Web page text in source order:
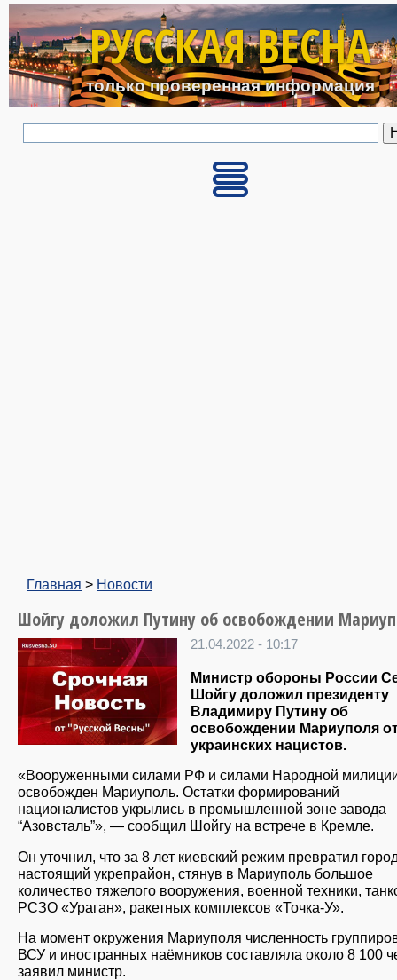
Перейти к основному
РУССКАЯ ВЕСНА
только проверенная информация
Главная > Новости
Шойгу доложил Путину об освобождении
21.04.2022 - 10:17
Министр обороны России
Шойгу доложил президенту
Владимиру Путину об
освобождении Мариуполя
украинских нацистов.
«Вооруженными силами РФ и силами Народной
освобожден Мариуполь. Остатки формирований
националистов укрылись в промышленной зоне завода
“Азовсталь”», — сообщил Шойгу на встрече в Кремле.
Он уточнил, что за 8 лет киевский режим превратил
настоящий укрепрайон, стянув в Мариуполь большое
количество тяжелого вооружения, военной техники,
РСЗО «Ураган», ракетных комплексов «Точка-У».
На момент окружения Мариуполя численность
ВСУ и иностранных наёмников составляла около 8 100
заявил министр.